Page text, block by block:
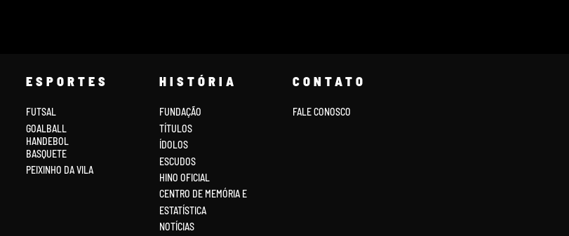
ESPORTES
FUTSAL
GOALBALL
HANDEBOL
BASQUETE
PEIXINHO DA VILA
HISTÓRIA
FUNDAÇÃO
TÍTULOS
ÍDOLOS
ESCUDOS
HINO OFICIAL
CENTRO DE MEMÓRIA E
ESTATÍSTICA
NOTÍCIAS
CONTATO
FALE CONOSCO